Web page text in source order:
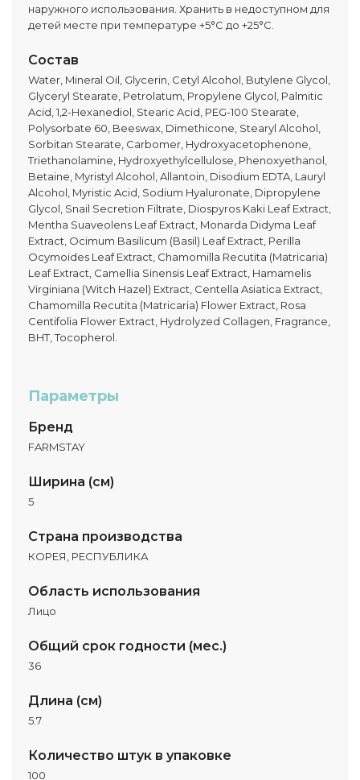
наружного использования. Хранить в недоступном для
детей месте при температуре +5°C до +25°C.
Состав
Water, Mineral Oil, Glycerin, Cetyl Alcohol, Butylene Glycol,
Glyceryl Stearate, Petrolatum, Propylene Glycol, Palmitic
Acid, 1,2-Hexanediol, Stearic Acid, PEG-100 Stearate,
Polysorbate 60, Beeswax, Dimethicone, Stearyl Alcohol,
Sorbitan Stearate, Carbomer, Hydroxyacetophenone,
Triethanolamine, Hydroxyethylcellulose, Phenoxyethanol,
Betaine, Myristyl Alcohol, Allantoin, Disodium EDTA, Lauryl
Alcohol, Myristic Acid, Sodium Hyaluronate, Dipropylene
Glycol, Snail Secretion Filtrate, Diospyros Kaki Leaf Extract,
Mentha Suaveolens Leaf Extract, Monarda Didyma Leaf
Extract, Ocimum Basilicum (Basil) Leaf Extract, Perilla
Ocymoides Leaf Extract, Chamomilla Recutita (Matricaria)
Leaf Extract, Camellia Sinensis Leaf Extract, Hamamelis
Virginiana (Witch Hazel) Extract, Centella Asiatica Extract,
Chamomilla Recutita (Matricaria) Flower Extract, Rosa
Centifolia Flower Extract, Hydrolyzed Collagen, Fragrance,
BHT, Tocopherol.
Параметры
Бренд
FARMSTAY
Ширина (см)
5
Страна производства
КОРЕЯ, РЕСПУБЛИКА
Область использования
Лицо
Общий срок годности (мес.)
36
Длина (см)
5.7
Количество штук в упаковке
100